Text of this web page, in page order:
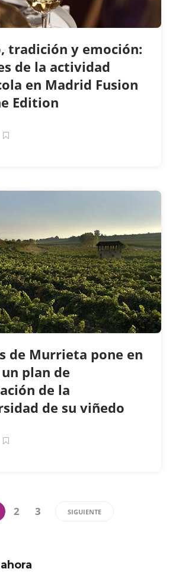
tradición y emoción:
de la actividad
en Madrid Fusion
Edition
de Murrieta pone en
plan de
de la
de su viñedo
2 3 SIGUIENTE